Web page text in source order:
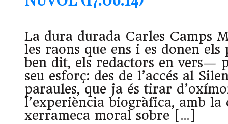
La dura durada Carles Camps
les raons que ens i es donen
ben dit, els redactors en vers—
seu esforç: des de l’accés al
paraules, que ja és tirar
l’experiència biogràfica, amb la
xerrameca moral sobre […]